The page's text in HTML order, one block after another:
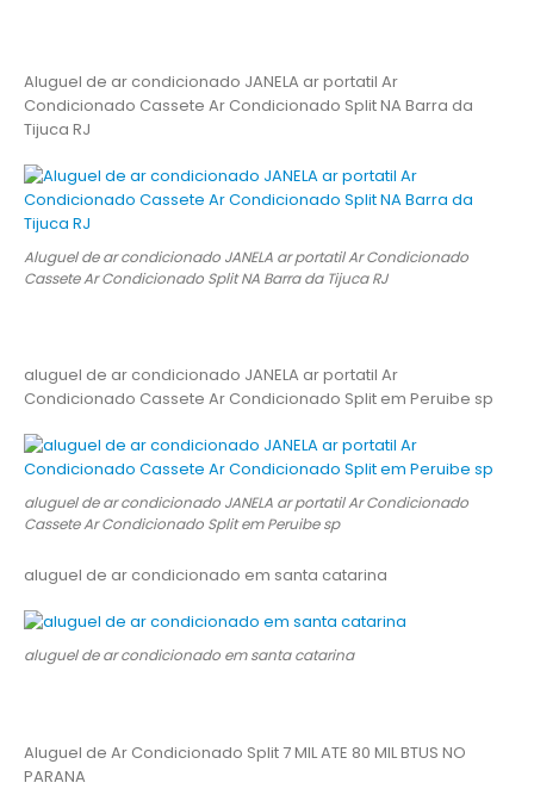
Aluguel de ar condicionado JANELA ar portatil Ar
Condicionado Cassete Ar Condicionado Split NA Barra da
Tijuca RJ
Aluguel de ar condicionado JANELA ar portatil Ar Condicionado
Cassete Ar Condicionado Split NA Barra da Tijuca RJ
aluguel de ar condicionado JANELA ar portatil Ar
Condicionado Cassete Ar Condicionado Split em Peruibe sp
aluguel de ar condicionado JANELA ar portatil Ar Condicionado
Cassete Ar Condicionado Split em Peruibe sp
aluguel de ar condicionado em santa catarina
aluguel de ar condicionado em santa catarina
Aluguel de Ar Condicionado Split 7 MIL ATE 80 MIL BTUS NO
PARANA